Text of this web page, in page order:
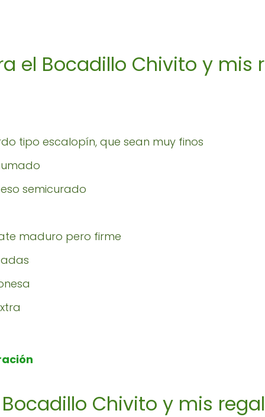
el Bocadillo Chivito y mis
tipo escalopín, que sean muy finos
semicurado
maduro pero firme
Chivito y mis